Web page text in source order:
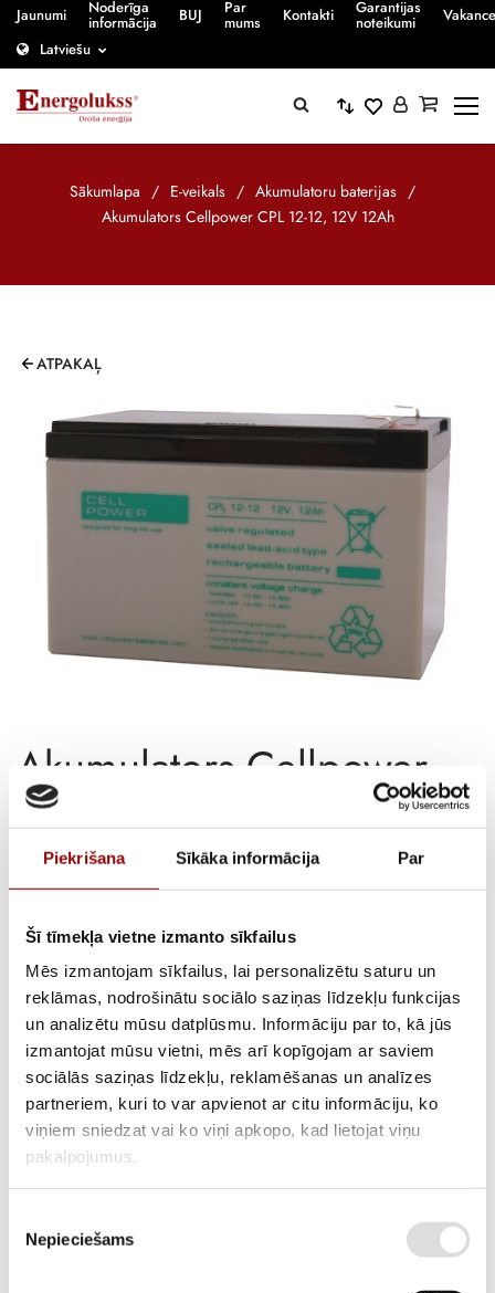
Piekrišana Sīkāka informācija Par
Šī tīmekļa vietne izmanto sīkfailus
Mēs izmantojam sīkfailus, lai personalizētu saturu un
reklāmas, nodrošinātu sociālo saziņas līdzekļu funkcijas
un analizētu mūsu datplūsmu. Informāciju par to, kā jūs
izmantojat mūsu vietni, mēs arī kopīgojam ar saviem
sociālās saziņas līdzekļu, reklamēšanas un analīzes
partneriem, kuri to var apvienot ar citu informāciju, ko
viņiem sniedzat vai ko viņi apkopo, kad lietojat viņu
pakalpojumus.
izvēle
Nepieciešams
Jaunumi Noderīga
informācija BUJ Par
mums Kontakti Garantijas
noteikumi
Latviešu
Sākumlapa / E-veikals / Akumulatoru baterijas /
Akumulators Cellpower CPL 12-12, 12V 12Ah
ATPAKAĻ
Akumulators Cellpower
CPL 12-12, 12V 12Ah
€42,69
ar PVN
ATLIKUMS
ARTIKULS 15131412
RAŽOTĀJA KODS CPL 12-12
PIEGĀDES LAIKS, JA PRECE NAV
NOLIKTAVĀ RĪGĀ
APRAKSTS
Cellpower ražotās akumulatoru baterijas ir neapkalpojamas
hermetizētas svina-skābes baterijas ar saistītu elektrolītu. Tās ir
pieļaujams novietot arī darbam horizontālā stāvoklī (uz sāniem)